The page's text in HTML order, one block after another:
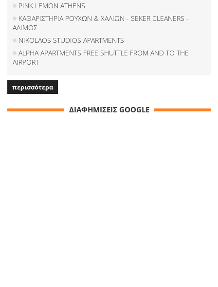
PINK LEMON ATHENS
ΚΑΘΑΡΙΣΤΗΡΙΑ ΡΟΥΧΩΝ & ΧΑΛΙΩΝ - SEKER CLEANERS -
ΑΛΙΜΟΣ
NIKOLAOS STUDIOS APARTMENTS
ALPHA APARTMENTS FREE SHUTTLE FROM AND TO THE
AIRPORT
περισσότερα
ΔΙΑΦΗΜΙΣΕΙΣ GOOGLE